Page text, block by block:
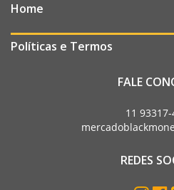
Home
Políticas e Termos
FALE
11
REDES